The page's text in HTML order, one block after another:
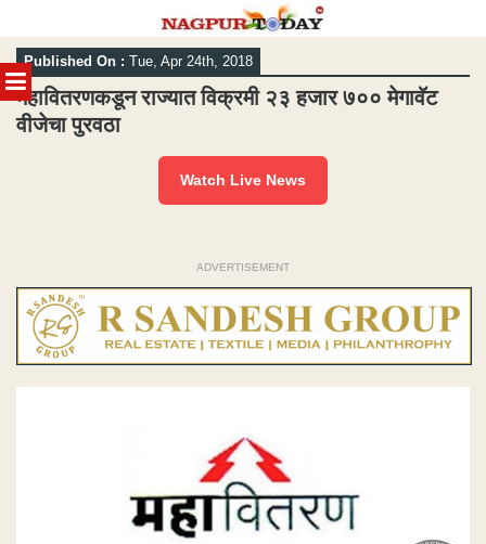
MENU
Skip
to
content
Published On : Tue, Apr 24th, 2018
महावितरणकडून राज्यात विक्रमी २३ हजार ७०० मेगावॅट
वीजेचा पुरवठा
Watch Live News
ADVERTISEMENT